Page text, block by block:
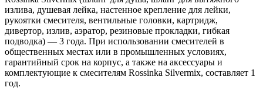
излива, душевая лейка, настенное крепление для лейки,
рукоятки смесителя, вентильные головки, картридж,
дивертор, излив, аэратор, резиновые прокладки, гибкая
подводка) — 3 года. При использовании смесителей в
общественных местах или в промышленных условиях,
гарантийный срок на корпус, а также на аксессуары и
комплектующие к смесителям Rossinka Silvermix, составляет 1
год.